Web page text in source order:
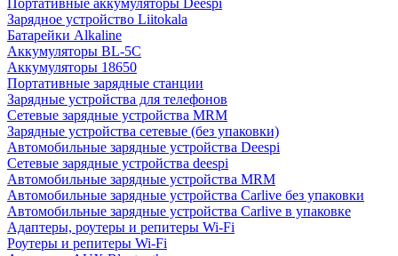
Портативные аккумуляторы Deespi
Зарядное устройство Liitokala
Батарейки Alkaline
Аккумуляторы BL-5C
Аккумуляторы 18650
Портативные зарядные станции
Зарядные устройства для телефонов
Сетевые зарядные устройства MRM
Зарядные устройства сетевые (без упаковки)
Автомобильные зарядные устройства Deespi
Сетевые зарядные устройства deespi
Автомобильные зарядные устройства MRM
Автомобильные зарядные устройства Carlive без упаковки
Автомобильные зарядные устройства Carlive в упаковке
Адаптеры, роутеры и репитеры Wi-Fi
Роутеры и репитеры Wi-Fi